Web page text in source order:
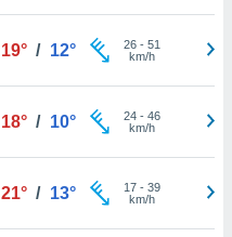
19° / 12° 26- 51
km/h
18° / 10° 24- 46
km/h
21° / 13° 17- 39
km/h